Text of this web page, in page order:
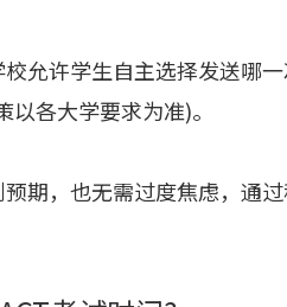
允许学生自主选择发送哪
各大学要求为准)。
期，也无需过度焦虑，通